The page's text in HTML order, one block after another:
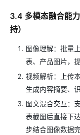
3.4 多模态融合能
持）
图像理解：批量
表、产品图片，
视频解析：上传
生成内容摘要、
图文混合交互：
表截图后直接下
步结合图像数据